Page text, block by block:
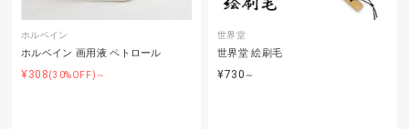
ホルベイン
ホルベイン 画用液 ペトロール
¥308(30%OFF)～
世界堂
世界堂 絵刷毛
¥730 ～